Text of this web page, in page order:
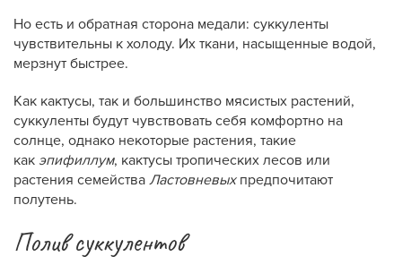
Но есть и обратная сторона медали: суккуленты
чувствительны к холоду. Их ткани, насыщенные водой,
мерзнут быстрее.
Как кактусы, так и большинство мясистых растений,
суккуленты будут чувствовать себя комфортно на
солнце, однако некоторые растения, такие
как эпифиллум, кактусы тропических лесов или
растения семейства Ластовневых предпочитают
полутень.
Полив суккулентов